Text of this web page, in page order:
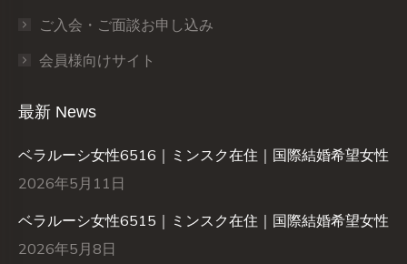
ご入会・ご面談お申し込み
会員様向けサイト
最新 News
ベラルーシ女性6516｜ミンスク在住｜国際結婚希望女性
2026年5月11日
ベラルーシ女性6515｜ミンスク在住｜国際結婚希望女性
2026年5月8日